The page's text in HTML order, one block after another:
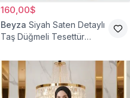
160,00$
Beyza Siyah Saten Detaylı
Taş Düğmeli Tesettür